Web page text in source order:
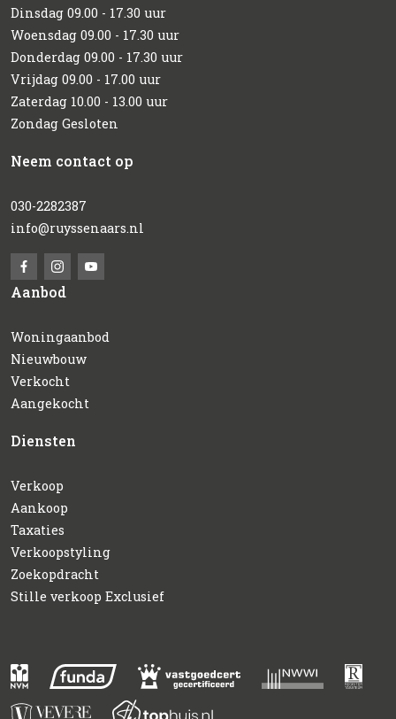
Dinsdag 09.00 - 17.30 uur
Woensdag 09.00 - 17.30 uur
Donderdag 09.00 - 17.30 uur
Vrijdag 09.00 - 17.00 uur
Zaterdag 10.00 - 13.00 uur
Zondag Gesloten
Neem contact op
030-2282387
info@ruyssenaars.nl
Aanbod
Woningaanbod
Nieuwbouw
Verkocht
Aangekocht
Diensten
Verkoop
Aankoop
Taxaties
Verkoopstyling
Zoekopdracht
Stille verkoop Exclusief